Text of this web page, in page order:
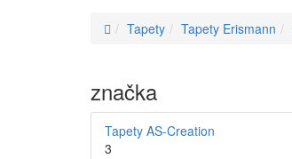
Tapety Tapety Erismann
značka
Tapety AS-Creation
3